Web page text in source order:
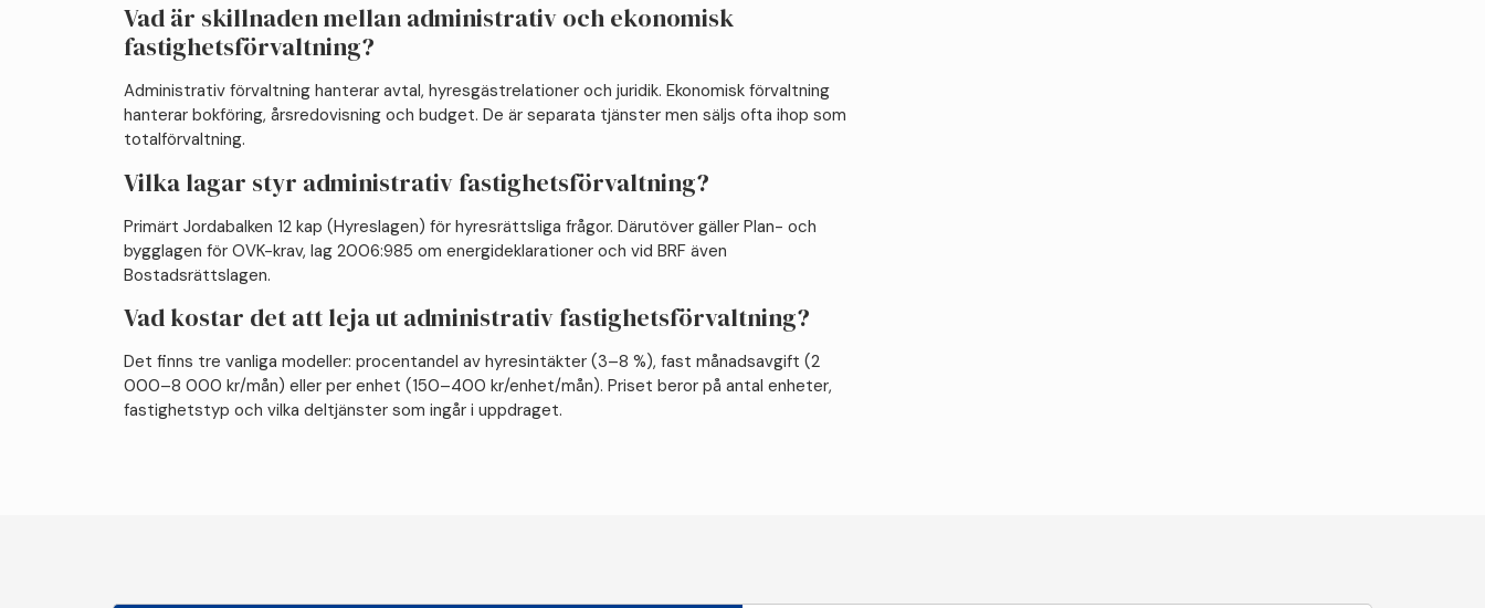
Vad är skillnaden mellan administrativ och ekonomisk
fastighetsförvaltning?
Administrativ förvaltning hanterar avtal, hyresgästrelationer och juridik. Ekonomisk förvaltning
hanterar bokföring, årsredovisning och budget. De är separata tjänster men säljs ofta ihop som
totalförvaltning.
Vilka lagar styr administrativ fastighetsförvaltning?
Primärt Jordabalken 12 kap (Hyreslagen) för hyresrättsliga frågor. Därutöver gäller Plan- och
bygglagen för OVK-krav, lag 2006:985 om energideklarationer och vid BRF även
Bostadsrättslagen.
Vad kostar det att leja ut administrativ fastighetsförvaltning?
Det finns tre vanliga modeller: procentandel av hyresintäkter (3–8 %), fast månadsavgift (2
000–8 000 kr/mån) eller per enhet (150–400 kr/enhet/mån). Priset beror på antal enheter,
fastighetstyp och vilka deltjänster som ingår i uppdraget.